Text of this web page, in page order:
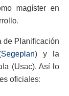
magíster en
de Planificación
Segeplan) y la
(Usac). Así lo
oficiales: